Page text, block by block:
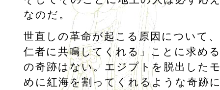
なのだ。
世直しの革命が起こる原因について
仁者に共鳴してくれる」ことに求め
の奇跡はない。エジプトを脱出した
めに紅海を割ってくれるような奇跡